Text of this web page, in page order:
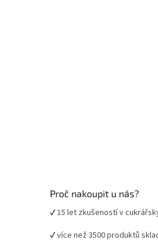
Proč nakoupit u nás?
✔ 15 let zkušeností v
✔ více než 3500 produktů